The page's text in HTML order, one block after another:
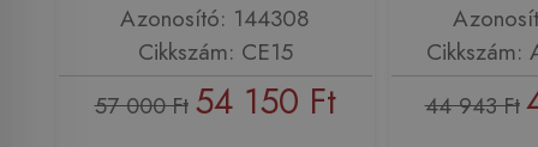
Azonosító: 144308
Cikkszám: CE15
57 000 Ft 54 150 Ft 44 943 Ft